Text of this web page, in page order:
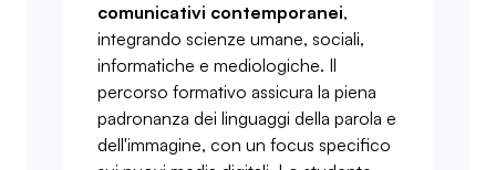
comunicativi contemporanei,
integrando scienze umane, sociali,
informatiche e mediologiche. Il
percorso formativo assicura la piena
padronanza dei linguaggi della parola e
dell'immagine, con un focus specifico